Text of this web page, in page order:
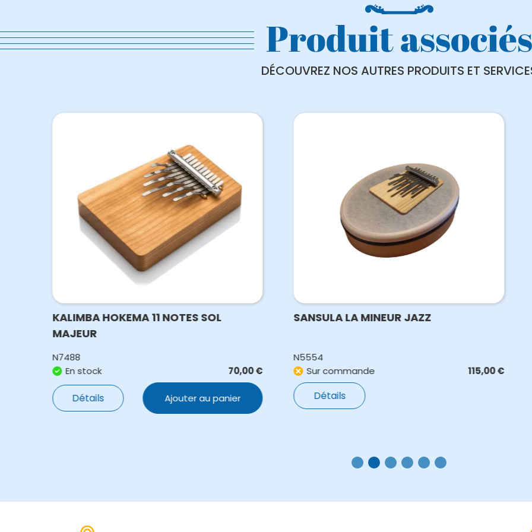
Produit associés
DÉCOUVREZ NOS AUTRES PRODUITS ET
KALIMBA HOKEMA 11 NOTES SOL
MAJEUR
N7488
En stock
70,00€
Détails Ajouter au panier
SANSULA LA MINEUR JAZZ
N5554
Sur commande
115,00€
Détails